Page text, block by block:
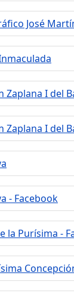
José
Zaplana I del
Zaplana I del
- Facebook
la Purísima -